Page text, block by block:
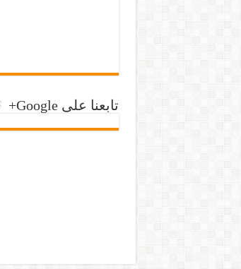
تابعنا على Google+